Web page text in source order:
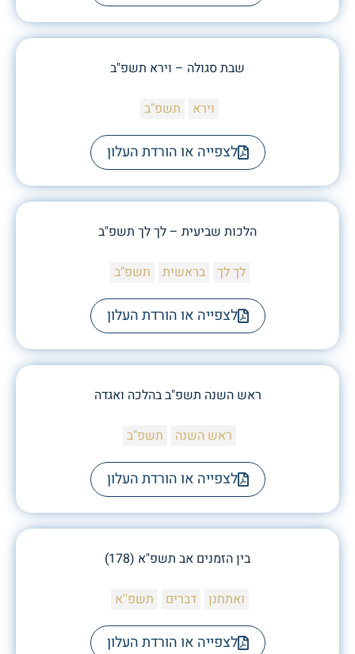
שבת סגולה – וירא תשפ"ב
וירא תשפ"ב
לצפייה או הורדת העלון
הלכות שביעית – לך לך תשפ"ב
לך לך בראשית תשפ"ב
לצפייה או הורדת העלון
ראש השנה תשפ"ב בהלכה ואגדה
ראש השנה תשפ"ב
לצפייה או הורדת העלון
בין הזמנים אב תשפ"א (178)
ואתחנן דברים תשפ''א
לצפייה או הורדת העלון